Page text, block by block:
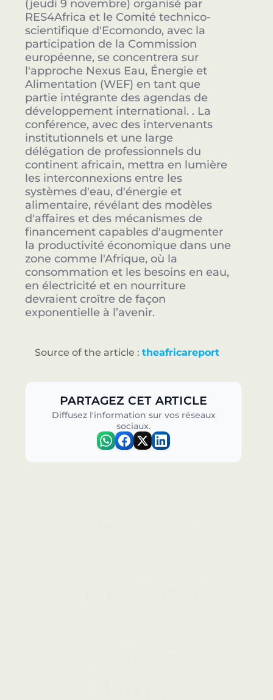
(jeudi 9 novembre) organisé par
RES4Africa et le Comité technico-
scientifique d'Ecomondo, avec la
participation de la Commission
européenne, se concentrera sur
l'approche Nexus Eau, Énergie et
Alimentation (WEF) en tant que
partie intégrante des agendas de
développement international. . La
conférence, avec des intervenants
institutionnels et une large
délégation de professionnels du
continent africain, mettra en lumière
les interconnexions entre les
systèmes d'eau, d'énergie et
alimentaire, révélant des modèles
d'affaires et des mécanismes de
financement capables d'augmenter
la productivité économique dans une
zone comme l'Afrique, où la
consommation et les besoins en eau,
en électricité et en nourriture
devraient croître de façon
exponentielle à l’avenir.
Source of the article : theafricareport
PARTAGEZ CET ARTICLE
Diffusez l'information sur vos réseaux
sociaux.